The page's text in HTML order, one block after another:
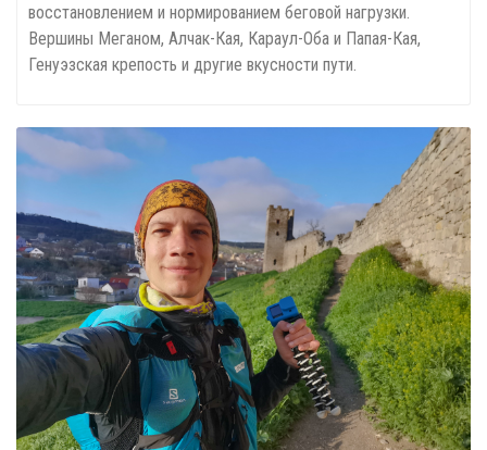
восстановлением и нормированием беговой нагрузки.
Вершины Меганом, Алчак-Кая, Караул-Оба и Папая-Кая,
Генуэзская крепость и другие вкусности пути.